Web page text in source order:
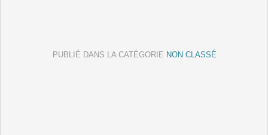
PUBLIÉ DANS LA CATÉGORIE NON CLASSÉ